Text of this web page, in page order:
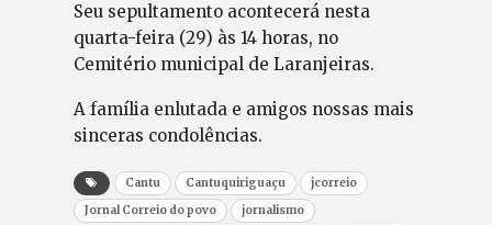
Seu sepultamento acontecerá nesta
quarta-feira (29) às 14 horas, no
Cemitério municipal de Laranjeiras.
A família enlutada e amigos nossas mais
sinceras condolências.
Cantu Cantuquiriguaçu
jcorreio
Jornal Correio do povo
jornalismo